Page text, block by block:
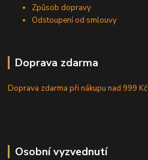
Způsob dopravy
Odstoupení od smlouvy
Doprava zdarma
Doprava zdarma při nákupunad 999 Kč
Osobní vyzvednutí